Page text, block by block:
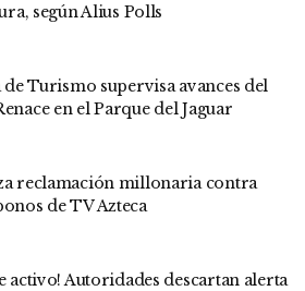
según Alius Polls
de Turismo supervisa avances del
en el Parque del Jaguar
reclamación millonaria contra
de TV Azteca
activo! Autoridades descartan alerta